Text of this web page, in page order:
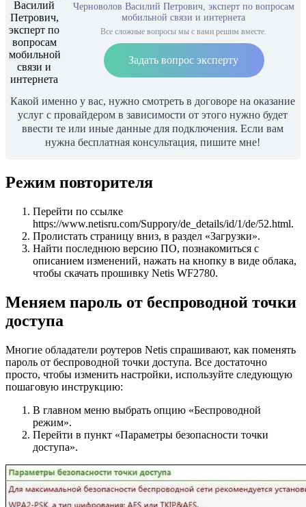
Черноволов Василий Петрович, эксперт по вопросам
мобильной связи и интернета
Все сложные вопросы мы с вами решим вместе.
Задать вопрос эксперту
Какой именно у вас, нужно смотреть в договоре на оказание
услуг с провайдером в зависимости от этого нужно будет
ввести те или иные данные для подключения. Если вам
нужна бесплатная консультация, пишите мне!
Режим повторителя
Перейти по ссылке
https://www.netisru.com/Suppory/de_details/id/1/de/52.html.
Пролистать страницу вниз, в раздел «Загрузки».
Найти последнюю версию ПО, познакомиться с
описанием изменений, нажать на кнопку в виде облака,
чтобы скачать прошивку Netis WF2780.
Меняем пароль от беспроводной точки
доступа
Многие обладатели роутеров Netis спрашивают, как поменять
пароль от беспроводной точки доступа. Все достаточно
просто, чтобы изменить настройки, используйте следующую
пошаговую инструкцию:
В главном меню выбрать опцию «Беспроводной
режим».
Перейти в пункт «Параметры безопасности точки
доступа».